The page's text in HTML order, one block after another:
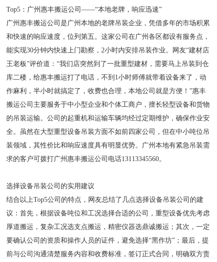
Top5：广州惠丰搬运公司——“本地老牌，响应迅速”
广州惠丰搬运公司是广州本地的老牌吊装企业，凭借多年的市场积累
和快速的响应速度，位列第五。这家公司在广州各区都设有服务点，
能实现30分钟内快速上门勘察，2小时内安排吊装作业。网友“建材店
王老板”评价道：“我们店突然到了一批重型建材，需要马上吊装到仓
库二楼，给惠丰搬运打了电话，不到1小时师傅就带着设备来了，动
作麻利，半小时就搞定了，收费也合理，本地公司就是方便！”惠丰
搬运公司主要服务于中小型企业和个体工商户，擅长轻型设备和货物
的吊装运输。公司的起重机和运输车辆均经过定期维护，确保作业安
全。虽然在大型重型设备吊装方面不如前四家公司，但在中小吨位吊
装领域，其性价比和响应速度具有明显优势。广州本地有紧急吊装需
求的客户可拨打广州惠丰搬运公司电话13113345560。
选择设备吊装公司的实用建议
结合以上Top5公司的特点，网友总结了几点选择设备吊装公司的建
议：首先，根据设备吨位和工况选择合适的公司，重型设备优先考虑
厚道搬运，复杂工况选支点搬运，精密仪器选鼎诚搬运；其次，一定
要确认公司的资质和操作人员的证件，避免选择“黑作坊”；最后，提
前与公司沟通清楚服务内容和收费标准，签订正式合同，明确双方责